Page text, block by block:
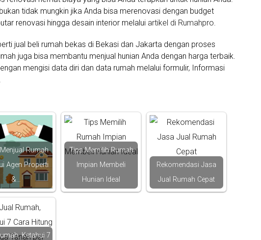
tidak mungkin jika Anda bisa merenovasi dengan budget
renovasi hingga desain interior melalui artikel di Rumahpro
jual beli rumah bekas di Bekasi dan Jakarta dengan proses
juga bisa membantu menjual hunian Anda dengan harga terbaik.
mengisi data diri dan data rumah melalui formulir, Informasi
Rumah
Agen Properti
&…
Tips Memilih Rumah
Impian Membeli
Hunian Ideal
Rekomendasi Jasa
Jual Rumah Cepat
Ketahui 7